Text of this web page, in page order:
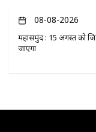
08-08-2026
महासमुंद : 15 अगस्त को
जाएगा